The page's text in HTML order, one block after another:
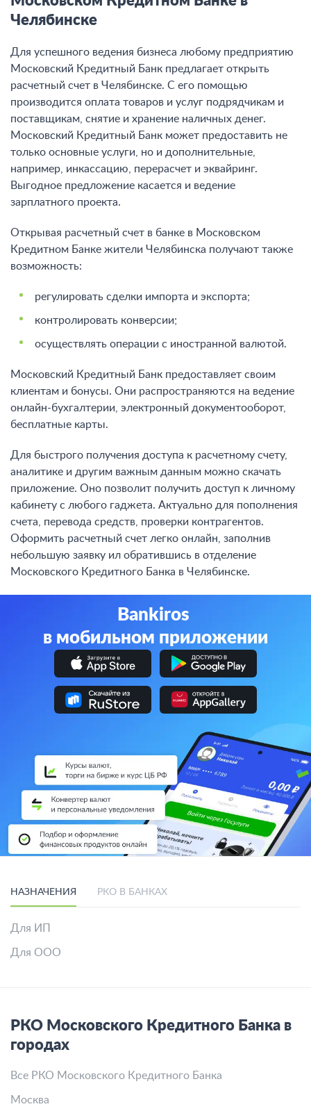
Челябинске
Для успешного ведения бизнеса любому предприятию
Московский Кредитный Банк предлагает открыть
расчетный счет в Челябинске. С его помощью
производится оплата товаров и услуг подрядчикам и
поставщикам, снятие и хранение наличных денег.
Московский Кредитный Банк может предоставить не
только основные услуги, но и дополнительные,
например, инкассацию, перерасчет и эквайринг.
Выгодное предложение касается и ведение
зарплатного проекта.
Открывая расчетный счет в банке в Московском
Кредитном Банке жители Челябинска получают также
возможность:
регулировать сделки импорта и экспорта;
контролировать конверсии;
осуществлять операции с иностранной валютой.
Московский Кредитный Банк предоставляет своим
клиентам и бонусы. Они распространяются на ведение
онлайн-бухгалтерии, электронный документооборот,
бесплатные карты.
Для быстрого получения доступа к расчетному счету,
аналитике и другим важным данным можно скачать
приложение. Оно позволит получить доступ к личному
кабинету с любого гаджета. Актуально для пополнения
счета, перевода средств, проверки контрагентов.
Оформить расчетный счет легко онлайн, заполнив
небольшую заявку ил обратившись в отделение
Московского Кредитного Банка в Челябинске.
Bankiros
в мобильном приложении
НАЗНАЧЕНИЯ РКО В БАНКАХ
Для ИП
Для ООО
РКО Московского Кредитного Банка в
городах
Все РКО Московского Кредитного Банка
Москва